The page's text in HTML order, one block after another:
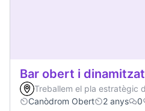
Bar obert i dinamitzat
Treballem el pla estratègic
Canòdrom Obert
2 anys 0